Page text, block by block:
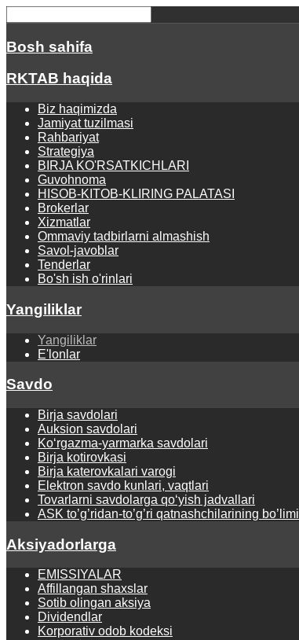
Bosh sahifa
RKTAB haqida
Biz haqimizda
Jamiyat tuzilmasi
Rahbariyat
Strategiya
BIRJA KO'RSATKICHLARI
Guvohnoma
HISOB-KITOB-KLIRING PALATASI
Brokerlar
Xizmatlar
Ommaviy tadbirlarni almashish
Savol-javoblar
Tenderlar
Bo'sh ish o'rinlari
Yangiliklar
Yangiliklar
E'lonlar
Savdo
Birja savdolari
Auksion savdolari
Ko‘rgаzmа-yarmаrkа sаvdolаri
Birja kotirovkasi
Birja katerovkalari varogi
Elektron savdo kunlari, vaqtlari
Tovarlarni savdolarga qo‘yish jadvallari
ASK to’g’ridan-to’g’ri qatnashchilarining bo’limi
Aksiyadorlarga
EMISSIYALAR
Affillangan shaxslar
Sotib olingan aksiya
Dividendlar
Korporativ odob kodeksi